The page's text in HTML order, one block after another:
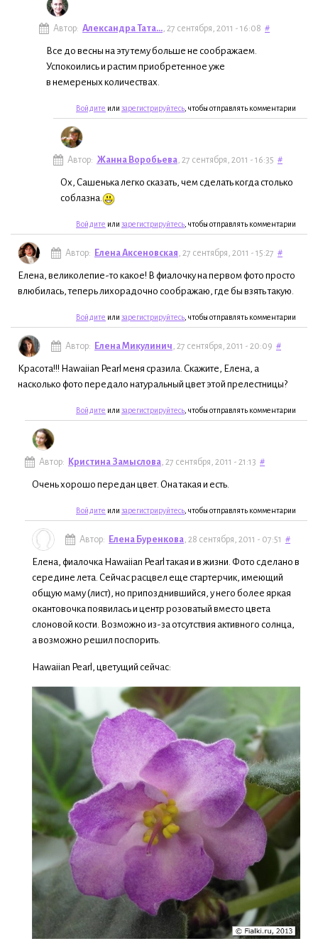
Автор: Александра Тата... , 27 сентября, 2011 - 16:08 #
Все до весны на эту тему больше не соображаем.
Успокоились и растим приобретенное уже
в немереных количествах.
Войдите или зарегистрируйтесь , чтобы отправлять комментарии
Автор: Жанна Воробьева , 27 сентября, 2011 - 16:35 #
Ох, Сашенька легко сказать, чем сделать когда столько
соблазна.
Войдите или зарегистрируйтесь , чтобы отправлять комментарии
Автор: Елена Аксеновская , 27 сентября, 2011 - 15:27 #
Елена, великолепие-то какое! В фиалочку на первом фото просто
влюбилась, теперь лихорадочно соображаю, где бы взять такую.
Войдите или зарегистрируйтесь , чтобы отправлять комментарии
Автор: Елена Микулинич , 27 сентября, 2011 - 20:09 #
Красота!!! Hawaiian Pearl меня сразила. Скажите, Елена, а
насколько фото передало натуральный цвет этой прелестницы?
Войдите или зарегистрируйтесь , чтобы отправлять комментарии
Автор: Кристина Замыслова , 27 сентября, 2011 - 21:13 #
Очень хорошо передан цвет. Она такая и есть.
Войдите или зарегистрируйтесь , чтобы отправлять комментарии
Автор: Елена Буренкова , 28 сентября, 2011 - 07:51 #
Елена, фиалочка Hawaiian Pearl такая и в жизни. Фото сделано в
середине лета. Сейчас расцвел еще стартерчик, имеющий
общую маму (лист), но припозднившийся, у него более яркая
окантовочка появилась и центр розоватый вместо цвета
слоновой кости. Возможно из-за отсутствия активного солнца,
а возможно решил поспорить.
Hawaiian Pearl, цветущий сейчас: